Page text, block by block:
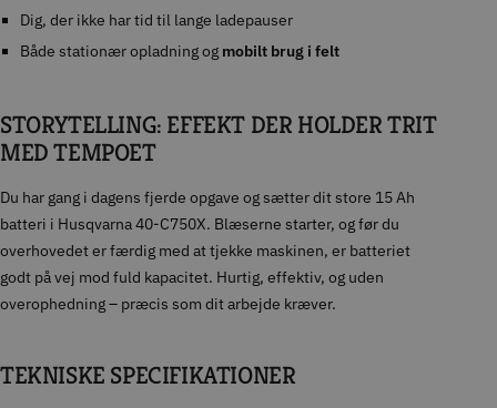
Dig, der ikke har tid til lange ladepauser
Både stationær opladning og mobilt brug i felt
STORYTELLING: EFFEKT DER HOLDER TRIT
MED TEMPOET
Du har gang i dagens fjerde opgave og sætter dit store 15 Ah
batteri i Husqvarna 40-C750X. Blæserne starter, og før du
overhovedet er færdig med at tjekke maskinen, er batteriet
godt på vej mod fuld kapacitet. Hurtig, effektiv, og uden
overophedning – præcis som dit arbejde kræver.
TEKNISKE SPECIFIKATIONER